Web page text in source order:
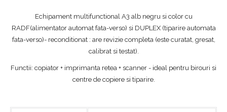
Echipament multifunctional A3 alb negru si color cu
RADF(alimentator automat fata-verso) si DUPLEX (tiparire automata
fata-verso)- reconditionat : are revizie completa (este curatat, gresat,
calibrat si testat).
Functii: copiator + imprimanta retea + scanner - ideal pentru birouri si
centre de copiere si tiparire.